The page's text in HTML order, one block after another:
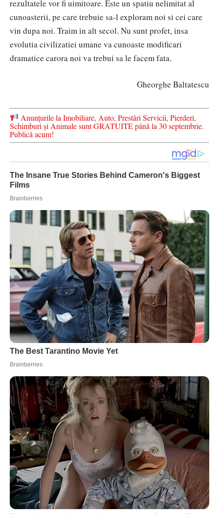
rezultatele vor fi uimitoare. Este un spatiu nelimitat al
cunoasterii, pe care trebuie sa-l exploram noi si cei care
vin dupa noi. Traim in alt secol. Nu sunt profet, insa
evolutia civilizatiei umane va cunoaste modificari
dramatice carora noi va trebui sa le facem fata.
Gheorghe Baltatescu
Anunțurile la Imobiliare, Auto, Prestări Servicii, Pierderi,
Schimburi și Animale sunt GRATUITE până la 30 septembrie.
Publică acum!